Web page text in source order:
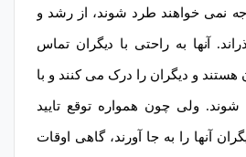
نمی خواهند طرد شوند، از رشد و
آنها به راحتی با دیگران تماس
هستند و دیگران را درک می کنند و با
ولی چون همواره توقع تایید
آنها را به جا آورند، گاهی اوقات